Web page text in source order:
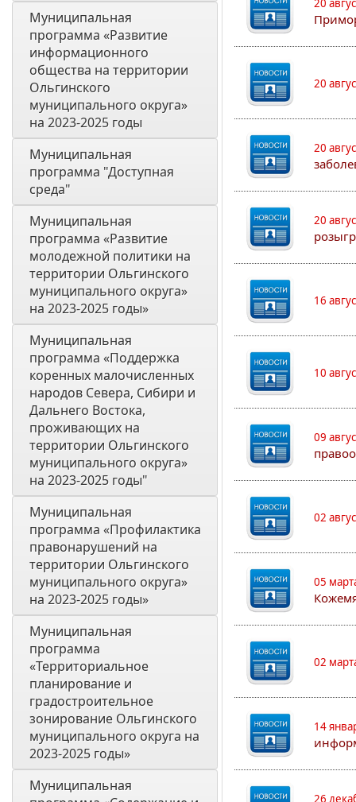
Муниципальная
программа «Развитие
информационного
общества на территории
Ольгинского
муниципального округа»
на 2023-2025 годы
Муниципальная
программа "Доступная
среда"
Муниципальная
программа «Развитие
молодежной политики на
территории Ольгинского
муниципального округа»
на 2023-2025 годы»
Муниципальная
программа «Поддержка
коренных малочисленных
народов Севера, Сибири и
Дальнего Востока,
проживающих на
территории Ольгинского
муниципального округа»
на 2023-2025 годы"
Муниципальная
программа «Профилактика
правонарушений на
территории Ольгинского
муниципального округа»
на 2023-2025 годы»
Муниципальная
программа
«Территориальное
планирование и
градостроительное
зонирование Ольгинского
муниципального округа на
2023-2025 годы»
Муниципальная
20
20
20
20
16
10
09
02
05
02
14
26